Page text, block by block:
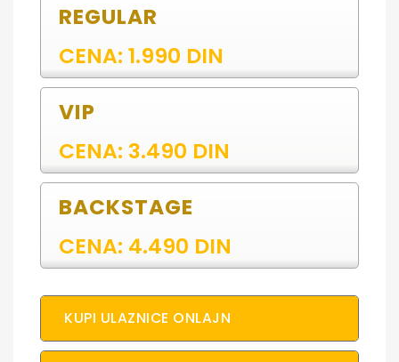
REGULAR
CENA: 1.990 DIN
VIP
CENA: 3.490 DIN
BACKSTAGE
CENA: 4.490 DIN
KUPI ULAZNICE ONLAJN